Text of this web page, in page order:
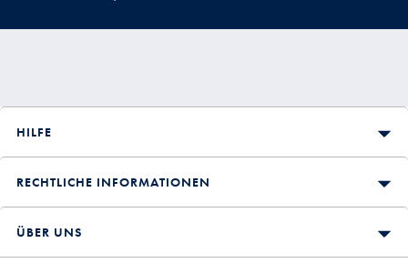
HILFE
RECHTLICHE INFORMATIONEN
ÜBER UNS